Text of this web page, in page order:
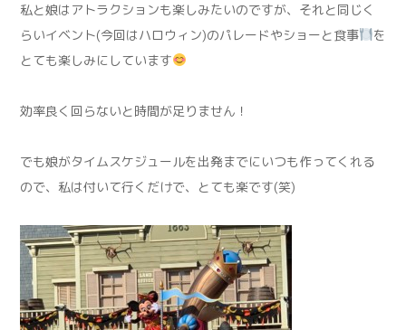
私と娘はアトラクションも楽しみたいのですが、それと同じく
らいイベント(今回はハロウィン)のパレードやショーと食事
を
とても楽しみにしています
効率良く回らないと時間が足りません！
でも娘がタイムスケジュールを出発までにいつも作ってくれる
ので、私は付いて行くだけで、とても楽です(笑)